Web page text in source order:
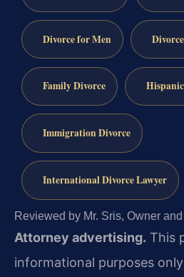
Divorce for Men
Family Divorce
Immigration Divorce
International Divorce Lawyer
Reviewed by Mr. Sris, Owner
Attorney advertising. This
informational purposes